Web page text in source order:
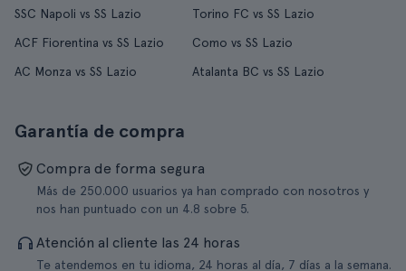
SSC Napoli vs SS Lazio
Torino FC vs SS Lazio
ACF Fiorentina vs SS Lazio
Como vs SS Lazio
AC Monza vs SS Lazio
Atalanta BC vs SS Lazio
Garantía de compra
Compra de forma segura
Más de 250.000 usuarios ya han comprado con nosotros y
nos han puntuado con un 4.8 sobre 5.
Atención al cliente las 24 horas
Te atendemos en tu idioma, 24 horas al día, 7 días a la semana.